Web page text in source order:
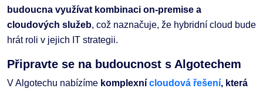
budoucna využívat kombinaci on-premise a
cloudových služeb, což naznačuje, že hybridní cloud bude
hrát roli v jejich IT strategii.
Připravte se na budoucnost s Algotechem
V Algotechu nabízíme komplexní cloudová řešení, která